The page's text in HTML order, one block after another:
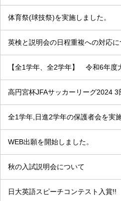
体育祭(球技祭)を実施しました。
英検と説明会の日程重複への対応に
【全1学年、全2学年】 令和6年度
高円宮杯JFAサッカーリーグ2024
全1学年,日進2学年の保護者会を実
WEB出願を開始しました。
秋の入試説明会について
日大英語スピーチコンテスト入賞!!